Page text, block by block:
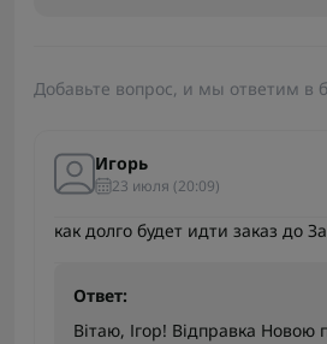
Добавьте вопрос, и мы ответим в
Игорь
23 июля (20:09)
как долго будет идти заказ до
Ответ:
Вітаю, Ігор! Відправка